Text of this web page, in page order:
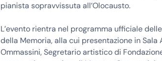
pianista sopravvissuta all’Olocausto.
L’evento rientra nel programma ufficiale
della Memoria, alla cui presentazione in
Ommassini, Segretario artistico di